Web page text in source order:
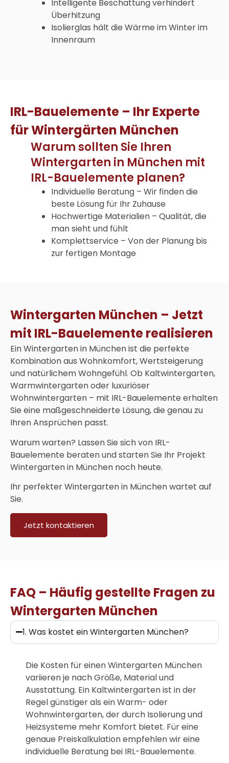
Intelligente Beschattung verhindert
Überhitzung
Isolierglas hält die Wärme im Winter im
Innenraum
IRL-Bauelemente – Ihr Experte
für Wintergärten München
Warum sollten Sie Ihren
Wintergarten in München mit
IRL-Bauelemente planen?
Individuelle Beratung – Wir finden die
beste Lösung für Ihr Zuhause
Hochwertige Materialien – Qualität, die
man sieht und fühlt
Komplettservice – Von der Planung bis
zur fertigen Montage
Wintergarten München – Jetzt
mit IRL-Bauelemente realisieren
EinWintergarten in Münchenist die perfekte
Kombination aus Wohnkomfort, Wertsteigerung
und natürlichem Wohngefühl. Ob Kaltwintergarten,
Warmwintergarten oder luxuriöser
Wohnwintergarten – mit IRL-Bauelemente erhalten
Sie eine maßgeschneiderte Lösung, die genau zu
Ihren Ansprüchen passt.
Warum warten? Lassen Sie sich von IRL-
Bauelemente beraten und starten Sie Ihr Projekt
Wintergarten in München noch heute.
Ihr perfekterWintergarten in Münchenwartet auf
Sie.
Jetzt kontaktieren
FAQ – Häufig gestellte Fragen zu
Wintergarten München
1. Was kostet ein Wintergarten München?
Die Kosten für einenWintergarten München
variieren je nach Größe, Material und
Ausstattung. Ein Kaltwintergarten ist in der
Regel günstiger als ein Warm- oder
Wohnwintergarten, der durch Isolierung und
Heizsysteme mehr Komfort bietet. Für eine
genaue Preiskalkulation empfehlen wir eine
individuelle Beratung bei IRL-Bauelemente.